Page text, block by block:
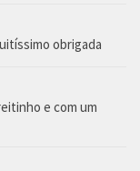
obrigada
e com um